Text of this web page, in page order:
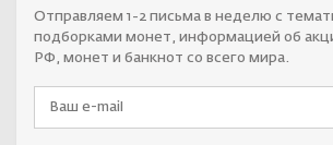
Отправляем 1-2 письма в неделю с
подборками монет, информацией об
РФ, монет и банкнот со всего мира.